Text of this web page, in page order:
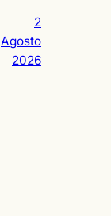
2
Agosto
2026